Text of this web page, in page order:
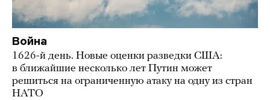
Война
1626-й день. Новые оценки разведки США:
в ближайшие несколько лет Путин может
решиться на ограниченную атаку на одну из стран
НАТО